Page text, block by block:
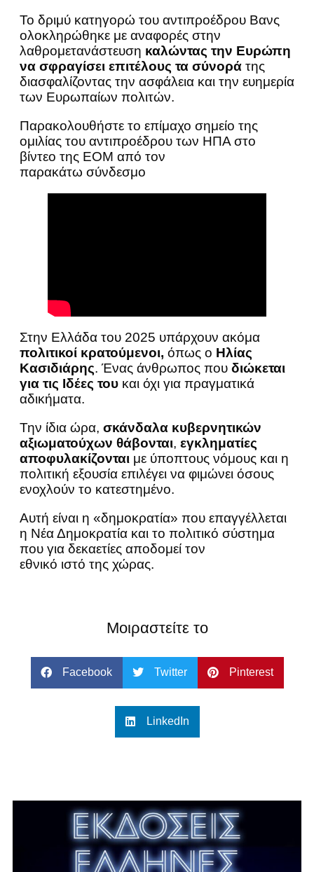
Το δριμύ κατηγορώ του αντιπροέδρου Βανς
ολοκληρώθηκε με αναφορές στην
λαθρομετανάστευση καλώντας την Ευρώπη
να σφραγίσει επιτέλους τα σύνορά της
διασφαλίζοντας την ασφάλεια και την ευημερία
των Ευρωπαίων πολιτών.
Παρακολουθήστε το επίμαχο σημείο της
ομιλίας του αντιπροέδρου των ΗΠΑ στο
βίντεο της ΕΟΜ από τον
παρακάτω σύνδεσμο
Στην Ελλάδα του 2025 υπάρχουν ακόμα
πολιτικοί κρατούμενοι, όπως ο Ηλίας
Κασιδιάρης. Ένας άνθρωπος που διώκεται
για τις Ιδέες του και όχι για πραγματικά
αδικήματα.
Την ίδια ώρα, σκάνδαλα κυβερνητικών
αξιωματούχων θάβονται, εγκληματίες
αποφυλακίζονται με ύποπτους νόμους και η
πολιτική εξουσία επιλέγει να φιμώνει όσους
ενοχλούν το κατεστημένο.
Αυτή είναι η «δημοκρατία» που επαγγέλλεται
η Νέα Δημοκρατία και το πολιτικό σύστημα
που για δεκαετίες αποδομεί τον
εθνικό ιστό της χώρας.
Μοιραστείτε το
Facebook Twitter Pinterest
LinkedIn